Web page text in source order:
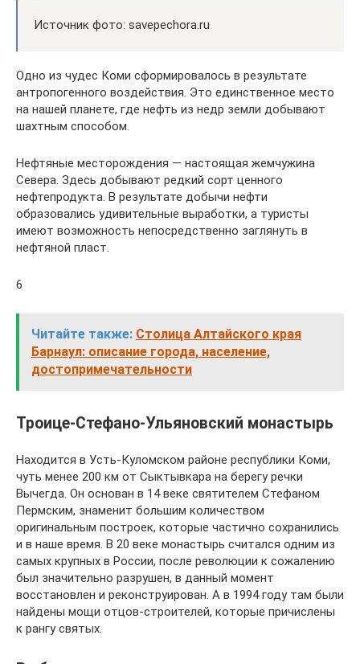
Источник фото: savepechora.ru
Одно из чудес Коми сформировалось в результате
антропогенного воздействия. Это единственное место
на нашей планете, где нефть из недр земли добывают
шахтным способом.
Нефтяные месторождения — настоящая жемчужина
Севера. Здесь добывают редкий сорт ценного
нефтепродукта. В результате добычи нефти
образовались удивительные выработки, а туристы
имеют возможность непосредственно заглянуть в
нефтяной пласт.
6
Читайте также: Столица Алтайского края
Барнаул: описание города, население,
достопримечательности
Троице-Стефано-Ульяновский монастырь
Находится в Усть-Куломском районе республики Коми,
чуть менее 200 км от Сыктывкара на берегу речки
Вычегда. Он основан в 14 веке святителем Стефаном
Пермским, знаменит большим количеством
оригинальным построек, которые частично сохранились
и в наше время. В 20 веке монастырь считался одним из
самых крупных в России, после революции к сожалению
был значительно разрушен, в данный момент
восстановлен и реконструирован. А в 1994 году там были
найдены мощи отцов-строителей, которые причислены
к рангу святых.